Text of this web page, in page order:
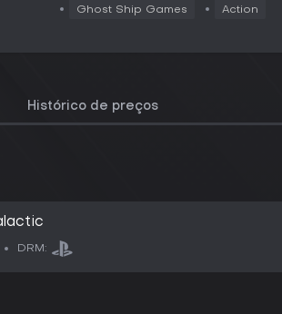
Ghost Ship Games Action
Histórico de preços
DRM: